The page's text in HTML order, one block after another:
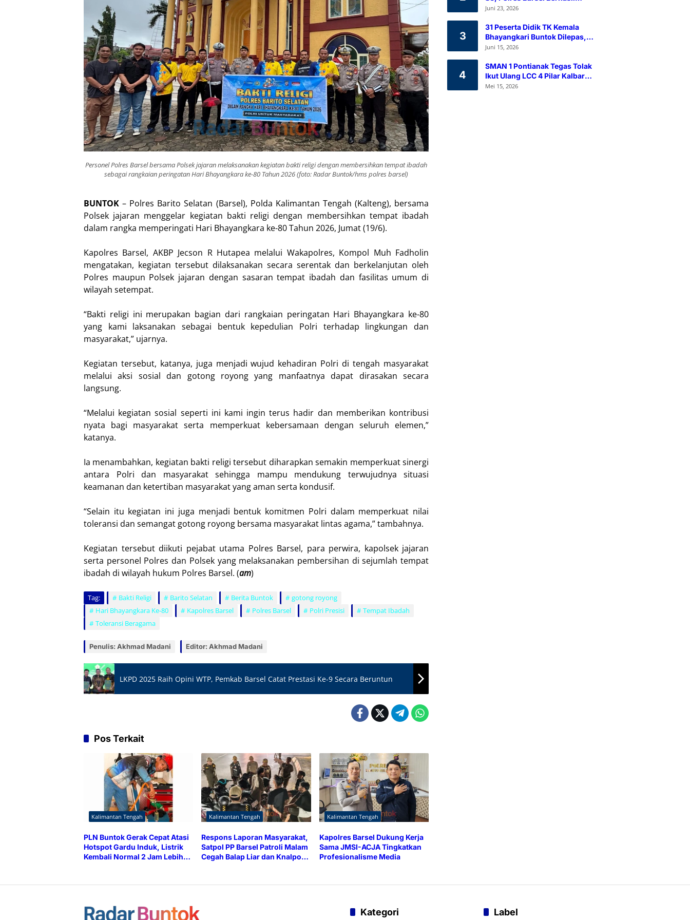
Personel Polres Barsel bersama Polsek jajaran melaksanakan kegiatan bakti religi dengan membersihkan tempat ibadah
sebagai rangkaian peringatan Hari Bhayangkara ke-80 Tahun 2026 (foto: Radar Buntok/hms polres barsel)
BUNTOK – Polres Barito Selatan (Barsel), Polda Kalimantan Tengah (Kalteng), bersama
Polsek jajaran menggelar kegiatan bakti religi dengan membersihkan tempat ibadah
dalam rangka memperingati Hari Bhayangkara ke-80 Tahun 2026, Jumat (19/6).
Kapolres Barsel, AKBP Jecson R Hutapea melalui Wakapolres, Kompol Muh Fadholin
mengatakan, kegiatan tersebut dilaksanakan secara serentak dan berkelanjutan oleh
Polres maupun Polsek jajaran dengan sasaran tempat ibadah dan fasilitas umum di
wilayah setempat.
“Bakti religi ini merupakan bagian dari rangkaian peringatan Hari Bhayangkara ke-80
yang kami laksanakan sebagai bentuk kepedulian Polri terhadap lingkungan dan
masyarakat,” ujarnya.
Kegiatan tersebut, katanya, juga menjadi wujud kehadiran Polri di tengah masyarakat
melalui aksi sosial dan gotong royong yang manfaatnya dapat dirasakan secara
langsung.
“Melalui kegiatan sosial seperti ini kami ingin terus hadir dan memberikan kontribusi
nyata bagi masyarakat serta memperkuat kebersamaan dengan seluruh elemen,”
katanya.
Ia menambahkan, kegiatan bakti religi tersebut diharapkan semakin memperkuat sinergi
antara Polri dan masyarakat sehingga mampu mendukung terwujudnya situasi
keamanan dan ketertiban masyarakat yang aman serta kondusif.
“Selain itu kegiatan ini juga menjadi bentuk komitmen Polri dalam memperkuat nilai
toleransi dan semangat gotong royong bersama masyarakat lintas agama,” tambahnya.
Kegiatan tersebut diikuti pejabat utama Polres Barsel, para perwira, kapolsek jajaran
serta personel Polres dan Polsek yang melaksanakan pembersihan di sejumlah tempat
ibadah di wilayah hukum Polres Barsel. (am)
Tag: Bakti Religi Barito Selatan Berita Buntok
gotong royong
Hari Bhayangkara Ke-80
Kapolres Barsel Polres Barsel Polri Presisi
Tempat Ibadah
Toleransi Beragama
Penulis: Akhmad Madani Editor: Akhmad Madani
LKPD 2025 Raih Opini WTP, Pemkab Barsel Catat Prestasi Ke-9 Secara Beruntun
Pos Terkait
Kalimantan Tengah
PLN Buntok Gerak Cepat Atasi
Hotspot Gardu Induk, Listrik
Kembali Normal 2 Jam Lebih
Kalimantan Tengah
Respons Laporan Masyarakat,
Satpol PP Barsel Patroli Malam
Cegah Balap Liar dan Knalpot
Kalimantan Tengah
Kapolres Barsel Dukung Kerja
Sama JMSI-ACJA Tingkatkan
Profesionalisme Media
Himpun 80 Kantong Darah
Juni 23, 2026
3
31 Peserta Didik TK Kemala
Bhayangkari Buntok Dilepas,
Kapolres Barsel Tekankan
Juni 15, 2026
4
SMAN 1 Pontianak Tegas Tolak
Ikut Ulang LCC 4 Pilar Kalbar
2026
Mei 15, 2026
Kategori Label